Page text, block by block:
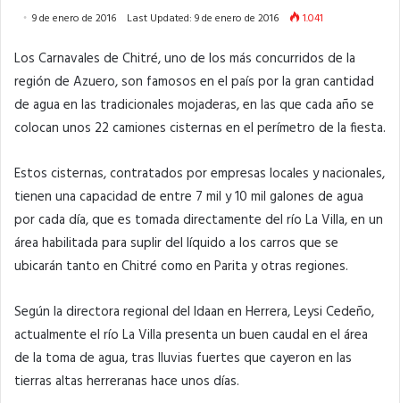
9 de enero de 2016 Last Updated: 9 de enero de 2016 1.041
Los Carnavales de Chitré, uno de los más concurridos de la
región de Azuero, son famosos en el país por la gran cantidad
de agua en las tradicionales mojaderas, en las que cada año se
colocan unos 22 camiones cisternas en el perímetro de la fiesta.
Estos cisternas, contratados por empresas locales y nacionales,
tienen una capacidad de entre 7 mil y 10 mil galones de agua
por cada día, que es tomada directamente del río La Villa, en un
área habilitada para suplir del líquido a los carros que se
ubicarán tanto en Chitré como en Parita y otras regiones.
Según la directora regional del Idaan en Herrera, Leysi Cedeño,
actualmente el río La Villa presenta un buen caudal en el área
de la toma de agua, tras lluvias fuertes que cayeron en las
tierras altas herreranas hace unos días.